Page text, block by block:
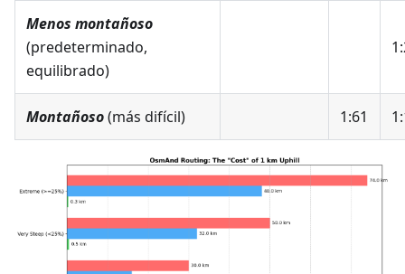
Menos montañoso
(predeterminado,
equilibrado)
Montañoso(más difícil) 1:61